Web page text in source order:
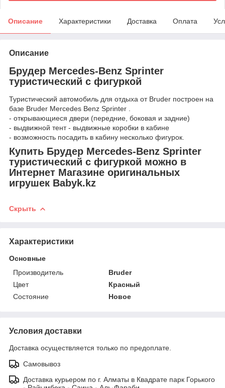
Описание Характеристики Доставка Оплата
Описание
Брудер Mercedes-Benz Sprinter
туристический с фигуркой
Туристический автомобиль для отдыха от Bruder построен на
базе Bruder Mercedes Benz Sprinter .
- открывающиеся двери (передние, боковая и задние)
- выдвижной тент - выдвижные коробки в кабине
- возможность посадить в кабину несколько фигурок.
Купить Брудер Mercedes-Benz Sprinter
туристический с фигуркой можно в
Интернет Магазине оригинальных
игрушек Babyk.kz
Скрыть
Характеристики
Основные
Производитель
Bruder
Цвет
Красный
Состояние
Новое
Условия доставки
Доставка осуществляется только по предоплате.
Самовывоз
Доставка курьером по г. Алматы в Квадрате парк Горького